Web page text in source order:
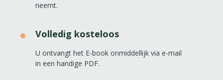
neemt.
Volledig kosteloos
U ontvangt het E-book onmiddellijk via e-mail
in een handige PDF.